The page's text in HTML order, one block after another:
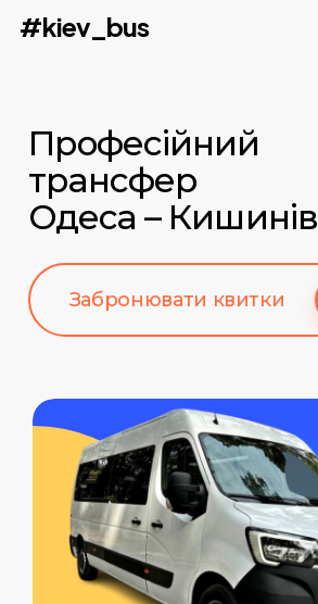
Skip#kiev_bus
Професійний
трансфер
Одеса – Кишинів
Забронювати квитки